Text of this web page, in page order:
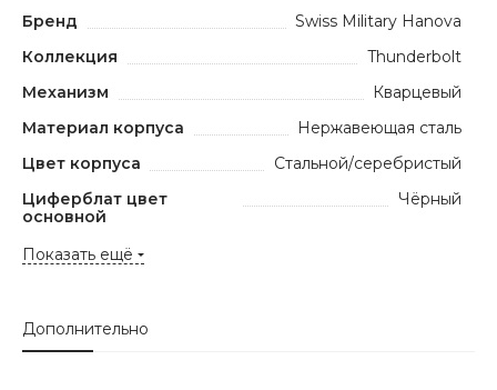
Бренд
Swiss Military Hanova
Коллекция
Thunderbolt
Механизм
Кварцевый
Материал корпуса
Нержавеющая сталь
Цвет корпуса
Стальной/серебристый
Циферблат цвет
основной
Чёрный
Показать ещё
Дополнительно